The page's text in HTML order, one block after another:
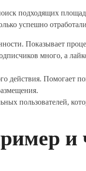
подходящих
успешно
Показывает
много, а
действия. Помогает
пользователей,